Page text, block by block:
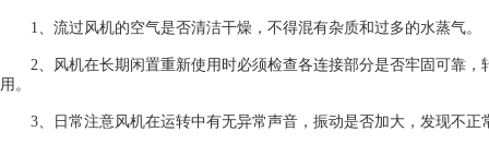
1、流过风机的空气是否清洁干燥，不得混有杂质和过多的水蒸气。
2、风机在长期闲置重新使用时必须检查各连接部分是否牢固可靠，
用。
3、日常注意风机在运转中有无异常声音，振动是否加大，发现不正